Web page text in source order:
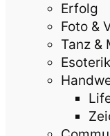
Erfolg
Foto &
Tanz &
Esoterik